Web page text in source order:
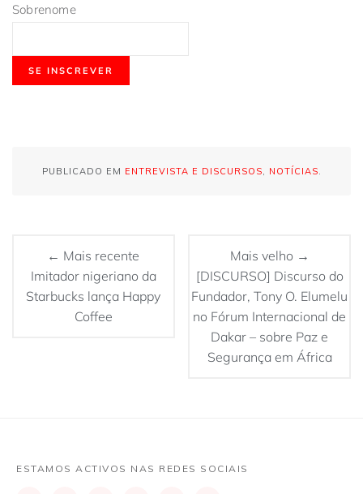
Sobrenome
PUBLICADO EM ENTREVISTA E DISCURSOS NOTÍCIAS
← Mais recente
Imitador nigeriano da
Starbucks lança Happy
Coffee
Mais velho →
[DISCURSO] Discurso do
Fundador, Tony O. Elumelu
no Fórum Internacional de
Dakar – sobre Paz e
Segurança em África
ESTAMOS ACTIVOS NAS REDES SOCIAIS